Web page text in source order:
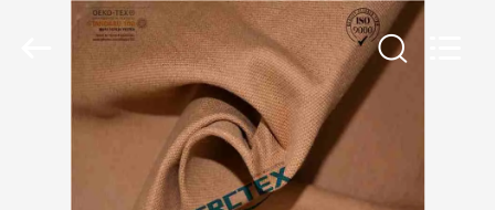
MAISON
PRODUITS